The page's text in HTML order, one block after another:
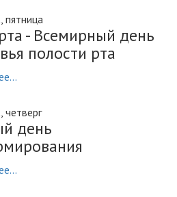
пятница
- Всемирный день
полости рта
четверг
день